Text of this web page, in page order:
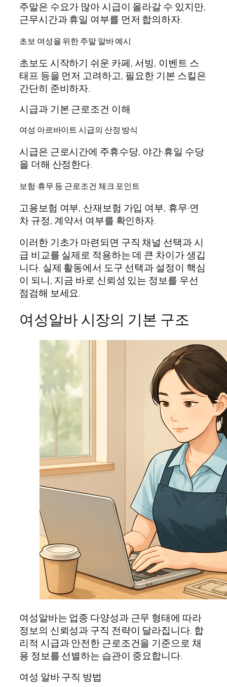
주말은 수요가 많아 시급이 올라갈 수 있지만,
근무시간과 휴일 여부를 먼저 합의하자.
초보 여성을 위한 주말 알바 예시
초보도 시작하기 쉬운 카페, 서빙, 이벤트 스
태프 등을 먼저 고려하고, 필요한 기본 스킬은
간단히 준비하자.
시급과 기본 근로조건 이해
여성 아르바이트 시급의 산정 방식
시급은 근로시간에 주휴수당, 야간·휴일 수당
을 더해 산정한다.
보험·휴무 등 근로조건 체크 포인트
고용보험 여부, 산재보험 가입 여부, 휴무·연
차 규정, 계약서 여부를 확인하자.
이러한 기초가 마련되면 구직 채널 선택과 시
급 비교를 실제로 적용하는 데 큰 차이가 생깁
니다. 실제 활동에서 도구 선택과 설정이 핵심
이 되니, 지금 바로 신뢰성 있는 정보를 우선
점검해 보세요.
여성알바 시장의 기본 구조
여성알바는 업종 다양성과 근무 형태에 따라
정보의 신뢰성과 구직 전략이 달라집니다. 합
리적 시급과 안전한 근로조건을 기준으로 채
용 정보를 선별하는 습관이 중요합니다.
여성 알바 구직 방법